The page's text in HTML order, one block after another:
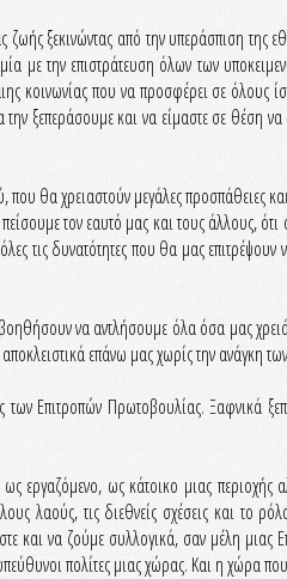
ξεκινώντας από την υπεράσπιση της
με την επιστράτευση όλων των
που να προσφέρει σε όλους
την ξεπεράσουμε και να είμαστε σε
θα χρειαστούν μεγάλες προσπάθειες
τον εαυτό μας και τους άλλους,
δυνατότητες που θα μας επιτρέψουν
να αντλήσουμε όλα όσα μας
επάνω μας χωρίς την ανάγκη
Επιτροπών Πρωτοβουλίας. Ξαφνικά
ως κάτοικο μιας
λαούς, τις διεθνείς σχέσεις και το
και να ζούμε συλλογικά, σαν μέλη μιας
πολίτες μιας χώρας. Και η χώρα